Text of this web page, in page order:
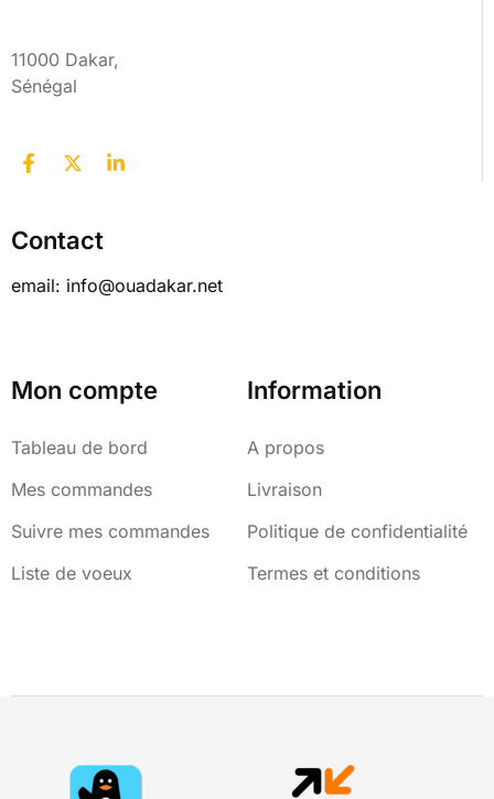
11000 Dakar,
Sénégal
Contact
email: info@ouadakar.net
Mon compte
Tableau de bord
Mes commandes
Suivre mes commandes
Liste de voeux
Information
A propos
Livraison
Politique de confidentialité
Termes et conditions